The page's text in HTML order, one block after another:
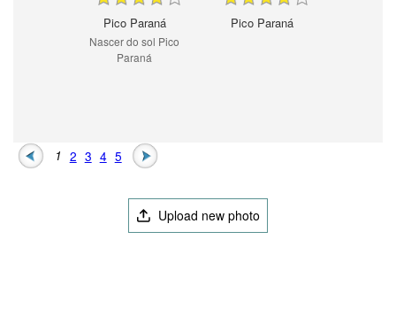
Pico Paraná
Nascer do sol Pico
Paraná
Pico Paraná
1 2 3 4 5
Upload new photo